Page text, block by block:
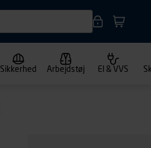
Sikkerhed Arbejdstøj El & VVS